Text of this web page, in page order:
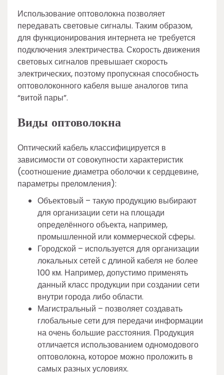
Использование оптоволокна позволяет
передавать световые сигналы. Таким образом,
для функционирования интернета не требуется
подключения электричества. Скорость движения
световых сигналов превышает скорость
электрических, поэтому пропускная способность
оптоволоконного кабеля выше аналогов типа
“витой пары”.
Виды оптоволокна
Оптический кабель классифицируется в
зависимости от совокупности характеристик
(соотношение диаметра оболочки к сердцевине,
параметры преломления):
Объектовый – такую продукцию выбирают
для организации сети на площади
определённого объекта, например,
промышленной или коммерческой сферы.
Городской – используется для организации
локальных сетей с длиной кабеля не более
100 км. Например, допустимо применять
данный класс продукции при создании сети
внутри города либо области.
Магистральный – позволяет создавать
глобальные сети для передачи информации
на очень большие расстояния. Продукция
отличается использованием одномодового
оптоволокна, которое можно проложить в
самых разных условиях.